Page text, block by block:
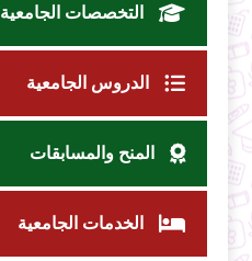
التخصصات الجامعية
الدروس الجامعية
المنح والمسابقات
الخدمات الجامعية